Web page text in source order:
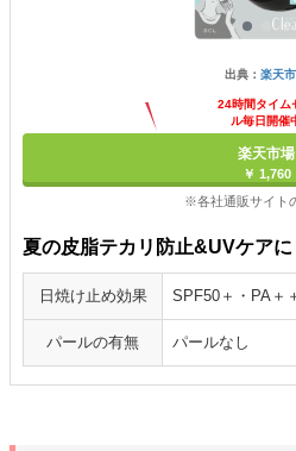
出典： 楽天
24時間タイム
ル毎日開催
楽天市場
￥ 1,760
※各社通販サイト
夏の皮脂テカリ防止&UVケアに
日焼け止め効果 SPF50＋・PA＋
パールの有無 パールなし